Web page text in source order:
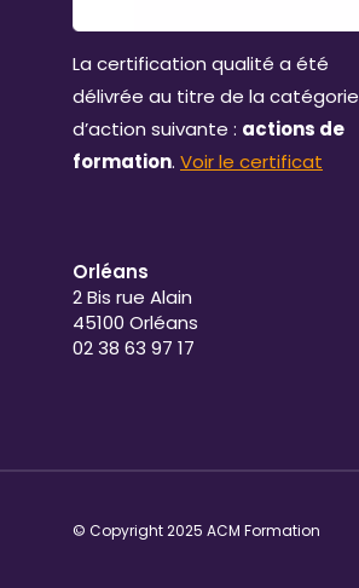
La certification qualité a été
délivrée au titre de la catégorie
d’action suivante : actions de
formation. Voir le certificat
Orléans
2 Bis rue Alain
45100 Orléans
02 38 63 97 17
© Copyright 2025 ACM Formation